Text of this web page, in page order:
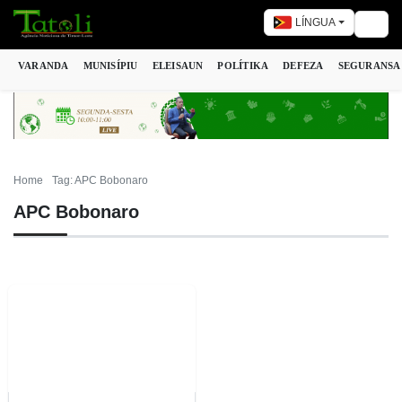
LÍNGUA
VARANDA MUNISÍPIU ELEISAUN POLÍTIKA DEFEZA SEGURANSA
Home Tag: APC Bobonaro
APC Bobonaro